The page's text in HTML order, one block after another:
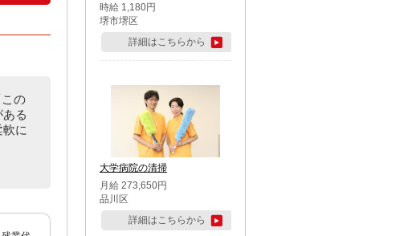
の
る
に
時給 1,180円
堺市堺区
詳細はこちらから
大学病院の清掃
月給 273,650円
品川区
詳細はこちらから